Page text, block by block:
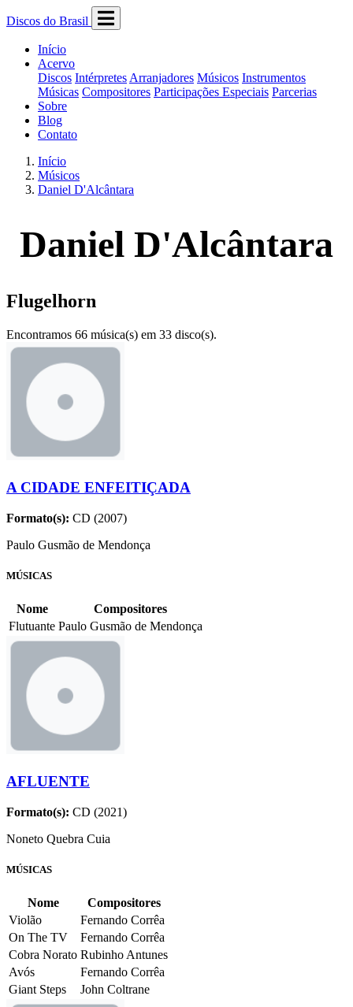
Discos do Brasil
Início
Acervo
Discos Intérpretes Arranjadores Músicos Instrumentos
Músicas Compositores Participações Especiais Parcerias
Sobre
Blog
Contato
Início
Músicos
Daniel D'Alcântara
Daniel D'Alcântara
Flugelhorn
Encontramos 66 música(s) em 33 disco(s).
A CIDADE ENFEITIÇADA
Formato(s): CD (2007)
Paulo Gusmão de Mendonça
MÚSICAS
Nome
Compositores
Flutuante Paulo Gusmão de Mendonça
AFLUENTE
Formato(s): CD (2021)
Noneto Quebra Cuia
MÚSICAS
Nome
Compositores
Violão
Fernando Corrêa
On The TV
Fernando Corrêa
Cobra Norato Rubinho Antunes
Avós
Fernando Corrêa
Giant Steps
John Coltrane